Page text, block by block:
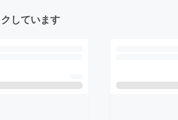
しています